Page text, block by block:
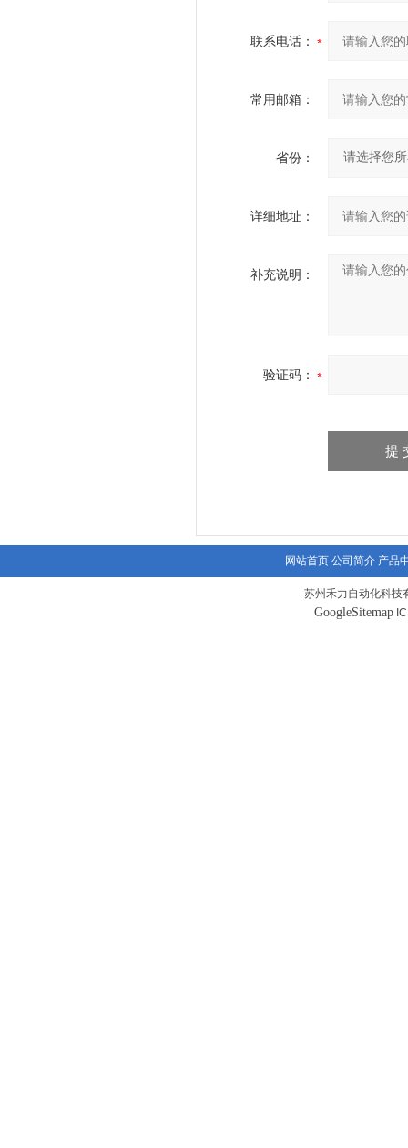
联系电话：
常用邮箱：
省份：
详细地址：
补充说明：
验证码：
网站首页 公司简介 产品
苏州禾力自动化科技
GoogleSitemap